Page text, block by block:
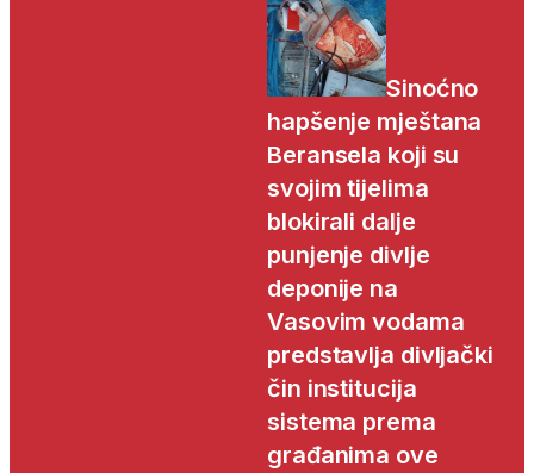
Sinoćno
hapšenje mještana
Beransela koji su
svojim tijelima
blokirali dalje
punjenje divlje
deponije na
Vasovim vodama
predstavlja divljački
čin institucija
sistema prema
građanima ove